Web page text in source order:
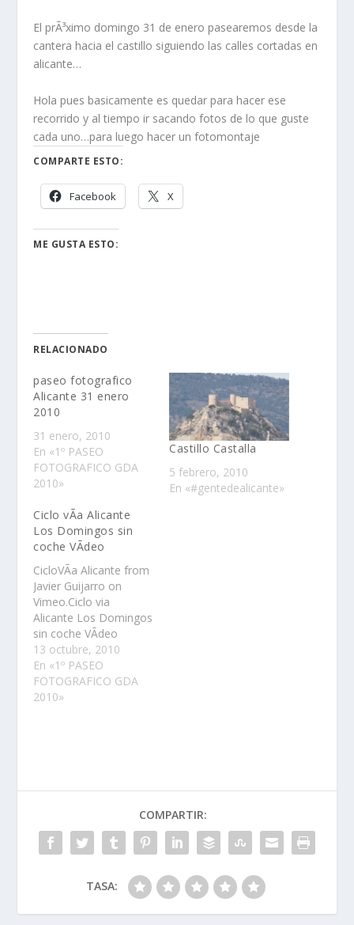
El prÃ³ximo domingo 31 de enero pasearemos desde la
cantera hacia el castillo siguiendo las calles cortadas en
alicante…
Hola pues basicamente es quedar para hacer ese
recorrido y al tiempo ir sacando fotos de lo que guste
cada uno…para luego hacer un fotomontaje
COMPARTE ESTO:
Facebook X
ME GUSTA ESTO:
RELACIONADO
paseo fotografico
Alicante 31 enero
2010
31 enero, 2010
En «1º PASEO
FOTOGRAFICO GDA
2010»
Castillo Castalla
5 febrero, 2010
En «#gentedealicante»
Ciclo vÃ­a Alicante
Los Domingos sin
coche VÃ­deo
CicloVÃ­a Alicante from
Javier Guijarro on
Vimeo.Ciclo via
Alicante Los Domingos
sin coche VÃ­deo
13 octubre, 2010
En «1º PASEO
FOTOGRAFICO GDA
2010»
COMPARTIR:
TASA: